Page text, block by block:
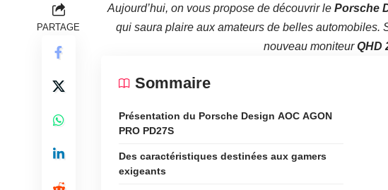
PARTAGE
Aujourd’hui, on vous propose de découvrir le Porsche
qui saura plaire aux amateurs de belles automobiles.
nouveau moniteurQHD
Sommaire
Présentation du Porsche Design AOC AGON
PRO PD27S
Des caractéristiques destinées aux gamers
exigeants